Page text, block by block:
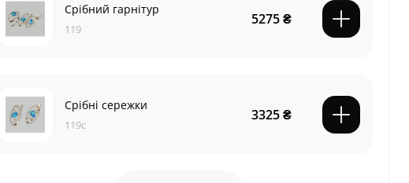
Срібний гарнітур
119
5275 ₴
Срібні сережки
119с
3325 ₴